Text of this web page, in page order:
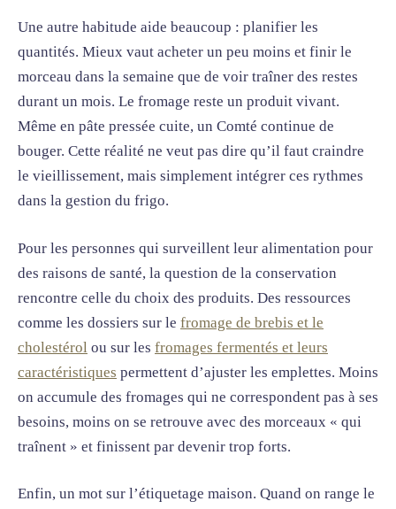
Une autre habitude aide beaucoup : planifier les
quantités. Mieux vaut acheter un peu moins et finir le
morceau dans la semaine que de voir traîner des restes
durant un mois. Le fromage reste un produit vivant.
Même en pâte pressée cuite, un Comté continue de
bouger. Cette réalité ne veut pas dire qu’il faut craindre
le vieillissement, mais simplement intégrer ces rythmes
dans la gestion du frigo.
Pour les personnes qui surveillent leur alimentation pour
des raisons de santé, la question de la conservation
rencontre celle du choix des produits. Des ressources
comme les dossiers sur le fromage de brebis et le
cholestérol ou sur les fromages fermentés et leurs
caractéristiques permettent d’ajuster les emplettes. Moins
on accumule des fromages qui ne correspondent pas à ses
besoins, moins on se retrouve avec des morceaux « qui
traînent » et finissent par devenir trop forts.
Enfin, un mot sur l’étiquetage maison. Quand on range le